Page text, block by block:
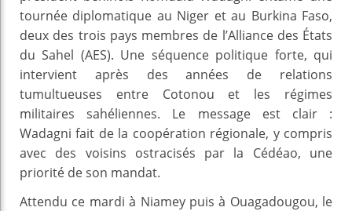
tournée diplomatique au Niger et au Burkina Faso,
deux des trois pays membres de l’Alliance des États
du Sahel (AES). Une séquence politique forte, qui
intervient après des années de relations
tumultueuses entre Cotonou et les régimes
militaires sahéliennes. Le message est clair :
Wadagni fait de la coopération régionale, y compris
avec des voisins ostracisés par la Cédéao, une
priorité de son mandat.
Attendu ce mardi à Niamey puis à Ouagadougou, le